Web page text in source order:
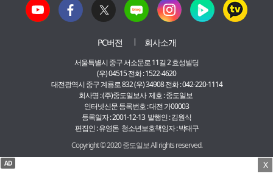
PC버전 회사소개
서울특별시 중구 서소문로 11길 2 효성빌딩
(우) 04515 전화 : 1522-4620
대전광역시 중구 계룡로 832 (우) 34908 전화 : 042-220-1114
회사명 : (주)중도일보사 제호 : 중도일보
인터넷신문 등록번호 : 대전 가00003
등록일자 : 2001-12-13 발행인 : 김원식
편집인 : 유영돈 청소년보호책임자 : 박태구
Copyright © 2020 중도일보 All rights reserved.
X
AD